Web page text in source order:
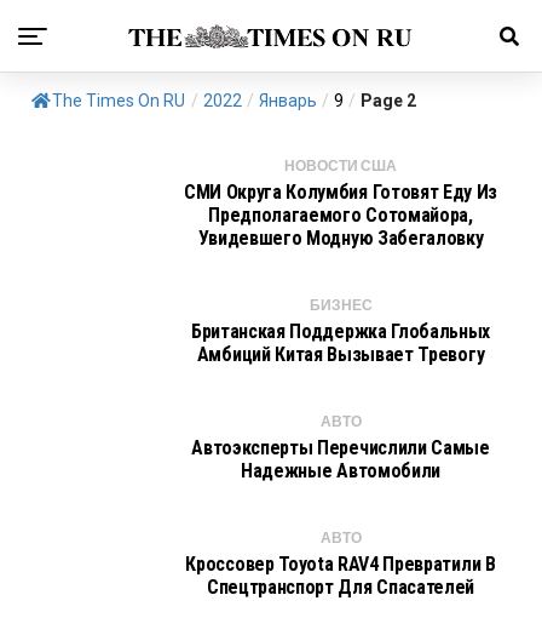
The Times On RU / 2022 / Январь / 9 / Page 2
НОВОСТИ США
СМИ Округа Колумбия Готовят Еду Из
Предполагаемого Сотомайора,
Увидевшего Модную Забегаловку
БИЗНЕС
Британская Поддержка Глобальных
Амбиций Китая Вызывает Тревогу
АВТО
Автоэксперты Перечислили Самые
Надежные Автомобили
АВТО
Кроссовер Toyota RAV4 Превратили В
Спецтранспорт Для Спасателей